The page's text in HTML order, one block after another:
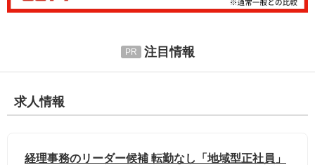
注目情報
求人情報
経理事務のリーダー候補 転勤なし「地域型正社員」